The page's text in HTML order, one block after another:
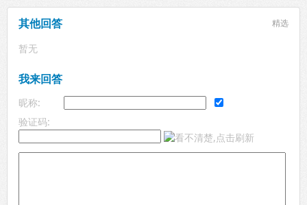
其他回答 精选
暂无
我来回答
昵称:
验证码: